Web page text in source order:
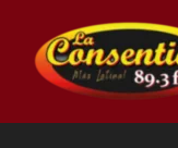
contenido